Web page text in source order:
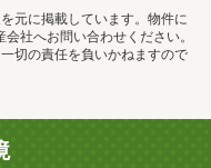
を元に掲載しています。物件に
社へお問い合わせください。
切の責任を負いかねますので